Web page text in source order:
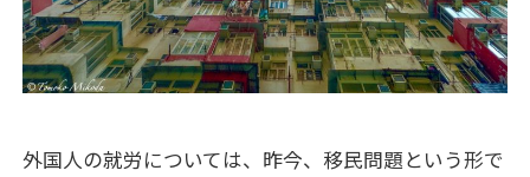
外国人の就労については、昨今、移民問題という形で